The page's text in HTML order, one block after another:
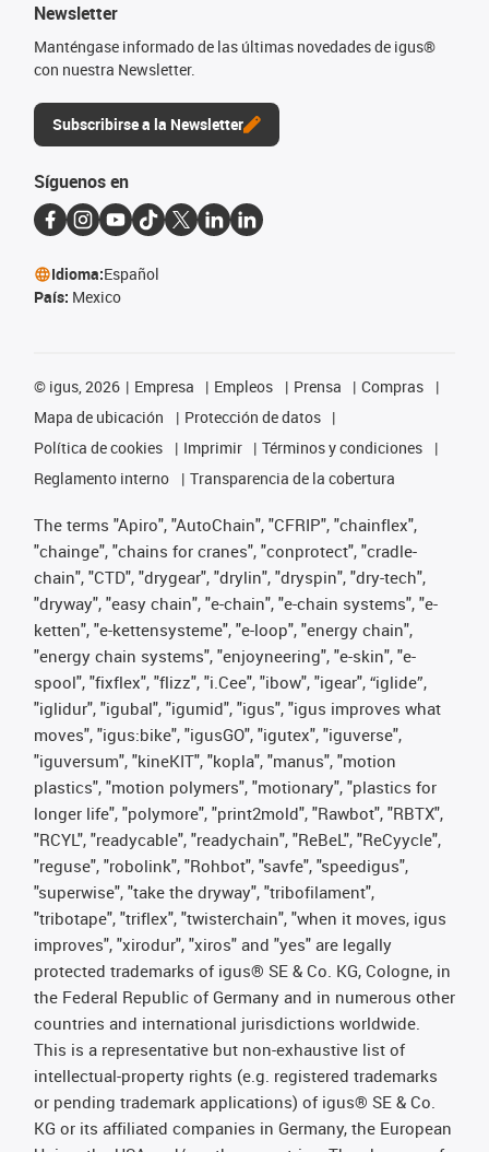
Newsletter
Manténgase informado de las últimas novedades de igus®
con nuestra Newsletter.
Subscribirse a la Newsletter
Síguenos en
Idioma:Español
País: Mexico
© igus, 2026 Empresa Empleos Prensa
Compras
Mapa de ubicación
Protección de datos
Política de cookies
Imprimir
Términos y condiciones
Reglamento interno
Transparencia de la cobertura
The terms "Apiro", "AutoChain", "CFRIP", "chainflex",
"chainge", "chains for cranes", "conprotect", "cradle-
chain", "CTD", "drygear", "drylin", "dryspin", "dry-tech",
"dryway", "easy chain", "e-chain", "e-chain systems", "e-
ketten", "e-kettensysteme", "e-loop", "energy chain",
"energy chain systems", "enjoyneering", "e-skin", "e-
spool", "fixflex", "flizz", "i.Cee", "ibow", "igear", “iglide”,
"iglidur", "igubal", "igumid", "igus", "igus improves what
moves", "igus:bike", "igusGO", "igutex", "iguverse",
"iguversum", "kineKIT", "kopla", "manus", "motion
plastics", "motion polymers", "motionary", "plastics for
longer life", "polymore", "print2mold", "Rawbot", "RBTX",
"RCYL", "readycable", "readychain", "ReBeL", "ReCyycle",
"reguse", "robolink", "Rohbot", "savfe", "speedigus",
"superwise", "take the dryway", "tribofilament",
"tribotape", "triflex", "twisterchain", "when it moves, igus
improves", "xirodur", "xiros" and "yes" are legally
protected trademarks of igus® SE & Co. KG, Cologne, in
the Federal Republic of Germany and in numerous other
countries and international jurisdictions worldwide.
This is a representative but non-exhaustive list of
intellectual-property rights (e.g. registered trademarks
or pending trademark applications) of igus® SE & Co.
KG or its affiliated companies in Germany, the European